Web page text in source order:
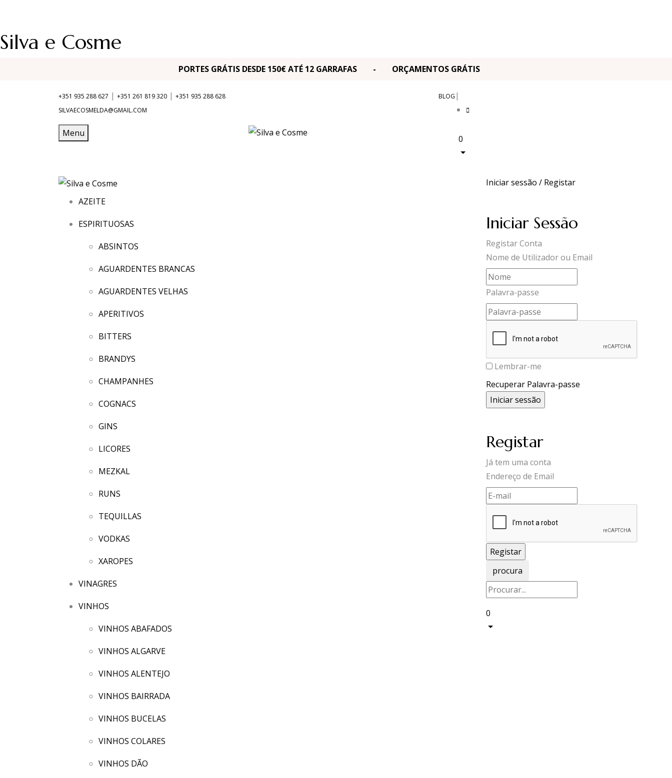
Silva e Cosme
PORTES GRÁTIS DESDE 150€ ATÉ 12 GARRAFAS - ORÇAMENTOS GRÁTIS
+351 935 288 627 | +351 261 819 320 | +351 935 288 628
SILVAECOSMELDA@GMAIL.COM
BLOG |
Menu
0
AZEITE
ESPIRITUOSAS
ABSINTOS
AGUARDENTES BRANCAS
AGUARDENTES VELHAS
APERITIVOS
BITTERS
BRANDYS
CHAMPANHES
COGNACS
GINS
LICORES
MEZKAL
RUNS
TEQUILLAS
VODKAS
XAROPES
VINAGRES
VINHOS
VINHOS ABAFADOS
VINHOS ALGARVE
VINHOS ALENTEJO
VINHOS BAIRRADA
VINHOS BUCELAS
VINHOS COLARES
VINHOS DÃO
Iniciar sessão / Registar
Iniciar Sessão
Registar Conta
Nome de Utilizador ou Email
Palavra-passe
Lembrar-me
Recuperar Palavra-passe
Registar
Já tem uma conta
Endereço de Email
procura
0